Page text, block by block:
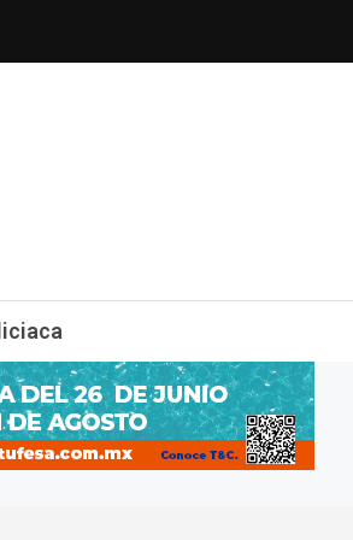
entrevistas con famosos,